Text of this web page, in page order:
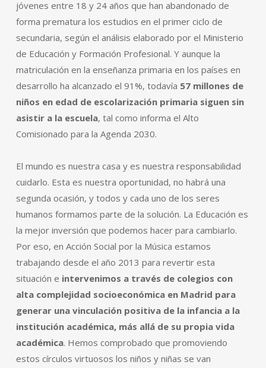
jóvenes entre 18 y 24 años que han abandonado de
forma prematura los estudios en el primer ciclo de
secundaria, según el análisis elaborado por el Ministerio
de Educación y Formación Profesional. Y aunque la
matriculación en la enseñanza primaria en los países en
desarrollo ha alcanzado el 91%, todavía 57 millones de
niños en edad de escolarización primaria siguen sin
asistir a la escuela, tal como informa el Alto
Comisionado para la Agenda 2030.
El mundo es nuestra casa y es nuestra responsabilidad
cuidarlo. Esta es nuestra oportunidad, no habrá una
segunda ocasión, y todos y cada uno de los seres
humanos formamos parte de la solución. La Educación es
la mejor inversión que podemos hacer para cambiarlo.
Por eso, en Acción Social por la Música estamos
trabajando desde el año 2013 para revertir esta
situación e intervenimos a través de colegios con
alta complejidad socioeconómica en Madrid para
generar una vinculación positiva de la infancia a la
institución académica, más allá de su propia vida
académica. Hemos comprobado que promoviendo
estos círculos virtuosos los niños y niñas se van